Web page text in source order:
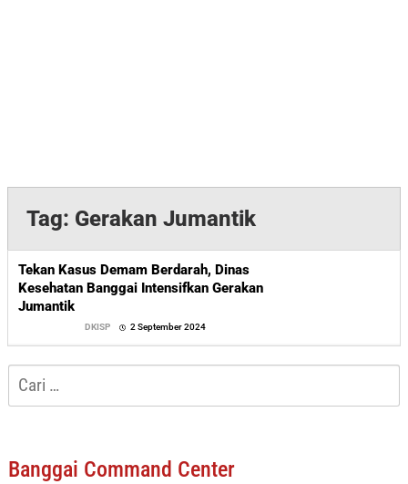
Tag: Gerakan Jumantik
Tekan Kasus Demam Berdarah, Dinas
Kesehatan Banggai Intensifkan Gerakan
Jumantik
DKISP 2 September 2024
Cari
untuk:
Banggai Command Center